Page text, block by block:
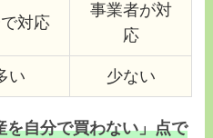
対応
事業者が対
応
い 少ない
を自分で買わない」点で